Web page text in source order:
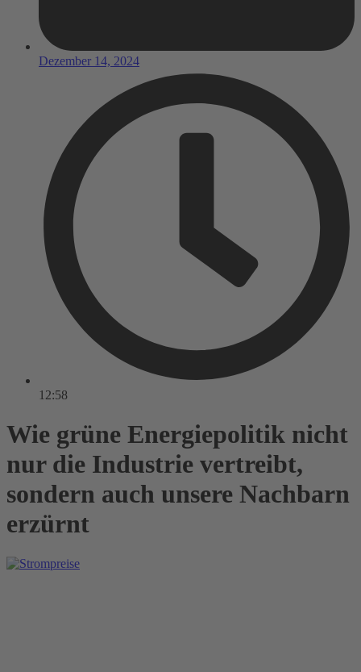
Dezember 14, 2024
12:58
Wie grüne Energiepolitik nicht
nur die Industrie vertreibt,
sondern auch unsere Nachbarn
erzürnt